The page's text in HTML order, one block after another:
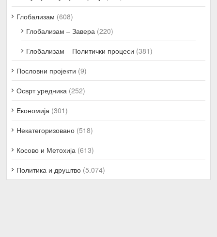
Глобализам (608)
Глобализам – Завера (220)
Глобализам – Политички процеси (381)
Пословни пројекти (9)
Осврт уредника (252)
Економија (301)
Некатегоризовано (518)
Косово и Метохија (613)
Политика и друштво (5.074)